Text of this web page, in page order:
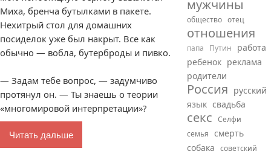
Миха, бренча бутылками в пакете.
Нехитрый стол для домашних
посиделок уже был накрыт. Все как
обычно — вобла, бутерброды и пивко.
— Задам тебе вопрос, — задумчиво
протянул он. — Ты знаешь о теории
«многомировой интерпретации»?
Читать дальше
мужчины
общество отец
отношения
папа Путин
работа
ребенок реклама
родители
Россия русский
язык свадьба
секс Селфи
семья смерть
собака советский